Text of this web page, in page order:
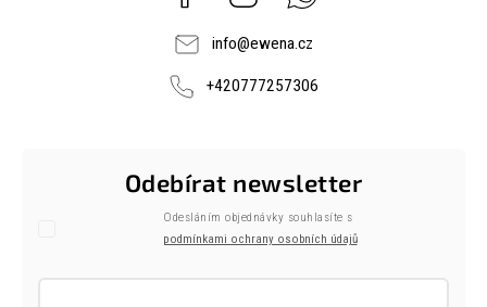
info@ewena.cz
+420777257306
Odebírat newsletter
Odesláním objednávky souhlasíte s
podmínkami ochrany osobních údajů